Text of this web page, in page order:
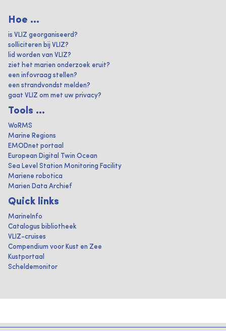
Hoe ...
is VLIZ georganiseerd?
solliciteren bij VLIZ?
lid worden van VLIZ?
ziet het marien onderzoek eruit?
een infovraag stellen?
een strandvondst melden?
gaat VLIZ om met uw privacy?
Tools ...
WoRMS
Marine Regions
EMODnet portaal
European Digital Twin Ocean
Sea Level Station Monitoring Facility
Mariene robotica
Marien Data Archief
Quick links
MarineInfo
Catalogus bibliotheek
VLIZ-cruises
Compendium voor Kust en Zee
Kustportaal
Scheldemonitor